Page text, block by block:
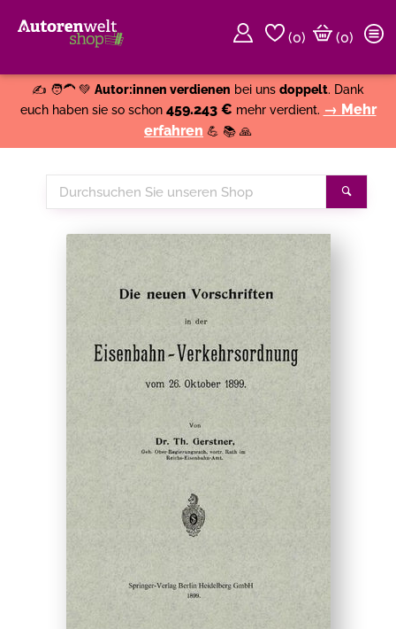
(0)
(0)
✍️ 🧑‍🦱 💚 Autor:innen verdienen bei uns doppelt. Dank
euch haben sie so schon 459.243 € mehr verdient. → Mehr
erfahren 💪 📚 🙏
Durchsuchen
Sie